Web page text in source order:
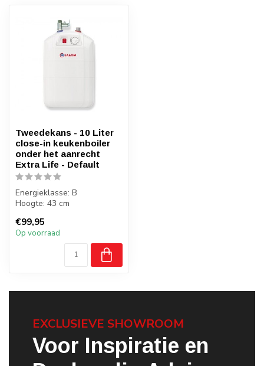
Tweedekans - 10 Liter
close-in keukenboiler
onder het aanrecht
Extra Life - Default
Energieklasse: B
Hoogte: 43 cm
Diepte: 28.8 cm
€99,95
Op voorraad
EXCLUSIEVE SHOWROOM
Voor Inspiratie en